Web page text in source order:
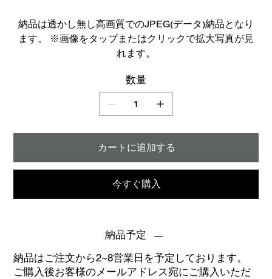
納品は透かし無し高画質でのJPEG(データ)納品となり
ます。 ※画像をタップまたはクリックで拡大写真が見
れます。
数量
カートに追加する
今すぐ購入
納品予定
納品はご注文から2~8営業日を予定しております。
ご購入後お客様のメールアドレス宛にご購入いただ